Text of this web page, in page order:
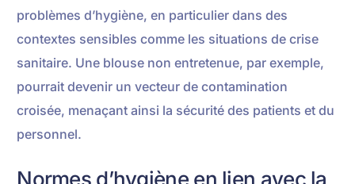
problèmes d’hygiène, en particulier dans des
contextes sensibles comme les situations de crise
sanitaire. Une blouse non entretenue, par exemple,
pourrait devenir un vecteur de contamination
croisée, menaçant ainsi la sécurité des patients et du
personnel.
Normes d’hygiène en lien avec la